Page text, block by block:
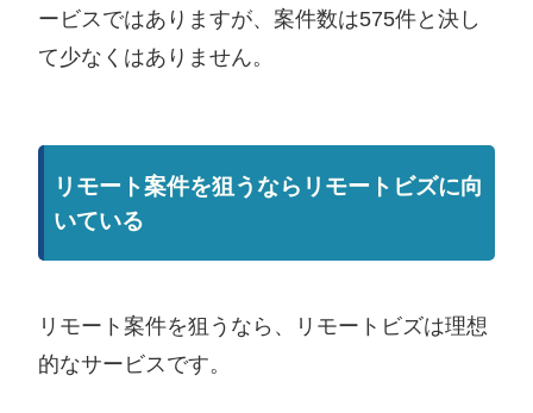
フロントエンドエンジニア
インフラエンジニア
Java講師
アプリ開発
ービスではありますが、案件数は575件と決し
て少なくはありません。
リモート案件を狙うならリモートビズに向
いている
リモート案件を狙うなら、リモートビズは理想
的なサービスです。